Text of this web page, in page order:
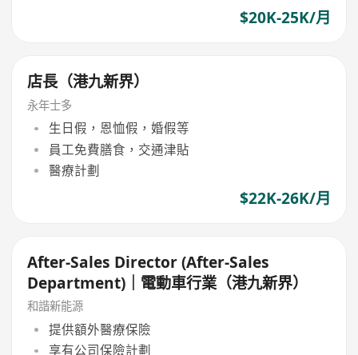
$20K-25K/月
店長（港九新界）
永年士多
生日假，恩恤假，婚假等
員工免費膳食，交通津貼
醫療計劃
$22K-26K/月
After-Sales Director (After-Sales
Department)｜電動車行業（港九新界）
和諧新能源
提供額外醫療保險
享有公司保險計劃